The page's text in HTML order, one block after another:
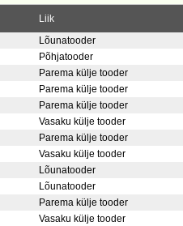
Liik
Lõunatooder
Põhjatooder
Parema külje tooder
Parema külje tooder
Parema külje tooder
Vasaku külje tooder
Parema külje tooder
Vasaku külje tooder
Lõunatooder
Lõunatooder
Parema külje tooder
Vasaku külje tooder